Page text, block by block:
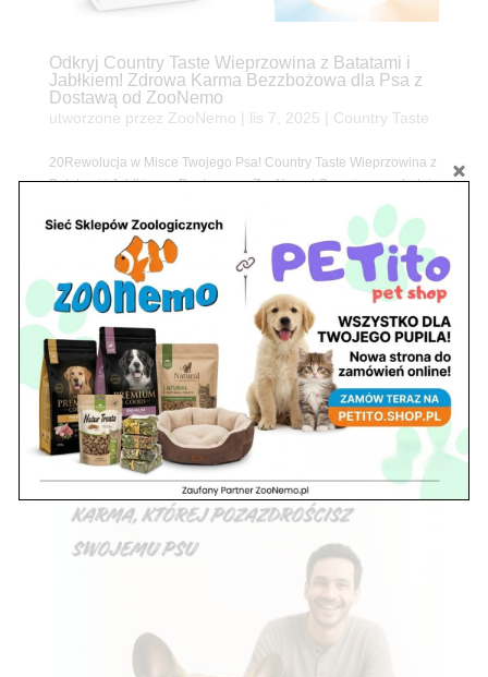
Odkryj Country Taste Wieprzowina z Batatami i
Jabłkiem! Zdrowa Karma Bezzbożowa dla Psa z
Dostawą od ZooNemo
utworzone przez ZooNemo lis 7, 2025 Country Taste
20Rewolucja w Misce Twojego Psa! Country Taste Wieprzowina z
Batatami i Jabłkiem – Dostępna w ZooNemo! Czy wiesz, co ląduje
w misce Twojego najlepszego przyjaciela? W ZooNemo wiemy,
jak ważna jest dieta oparta na naturalnych i wartościowych
składnikach. Dlatego z dumą...
« Starsze wpisy
Szukaj